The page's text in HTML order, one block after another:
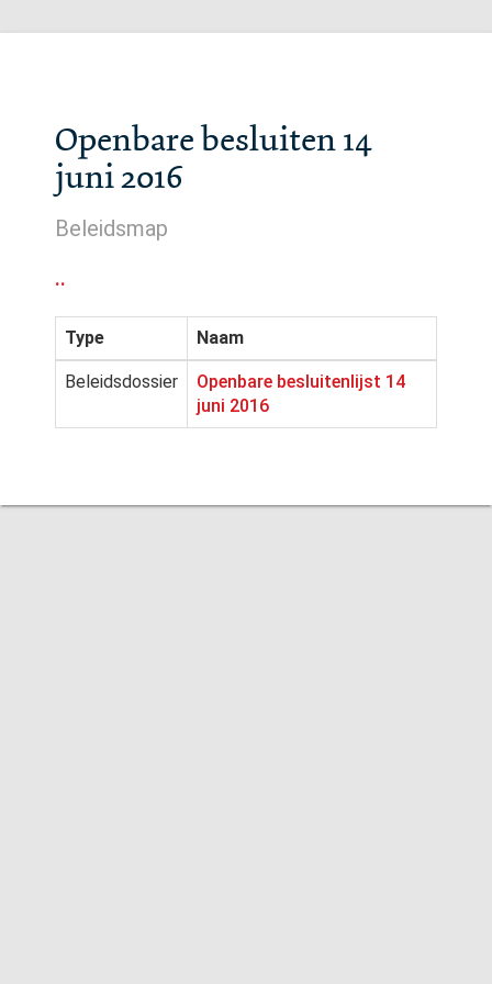
Openbare besluiten 14
juni 2016
Beleidsmap
..
Type Naam
Beleidsdossier
Openbare besluitenlijst 14
juni 2016